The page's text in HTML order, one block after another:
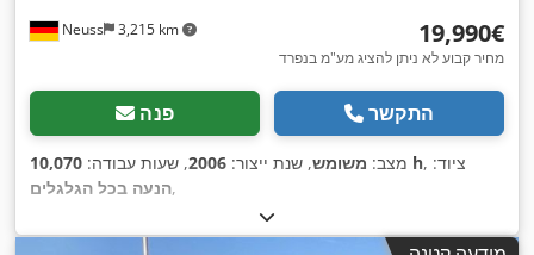
Neuss 3,215 km ‏19,990 ‏€
מחיר קבוע לא ניתן להציג מע"מ בנפרד
פנה התקשר
מצב: משומש, שנת ייצור: 2006, שעות עבודה: 10,070 h , ציוד:
הנעה בכל הגלגלים,